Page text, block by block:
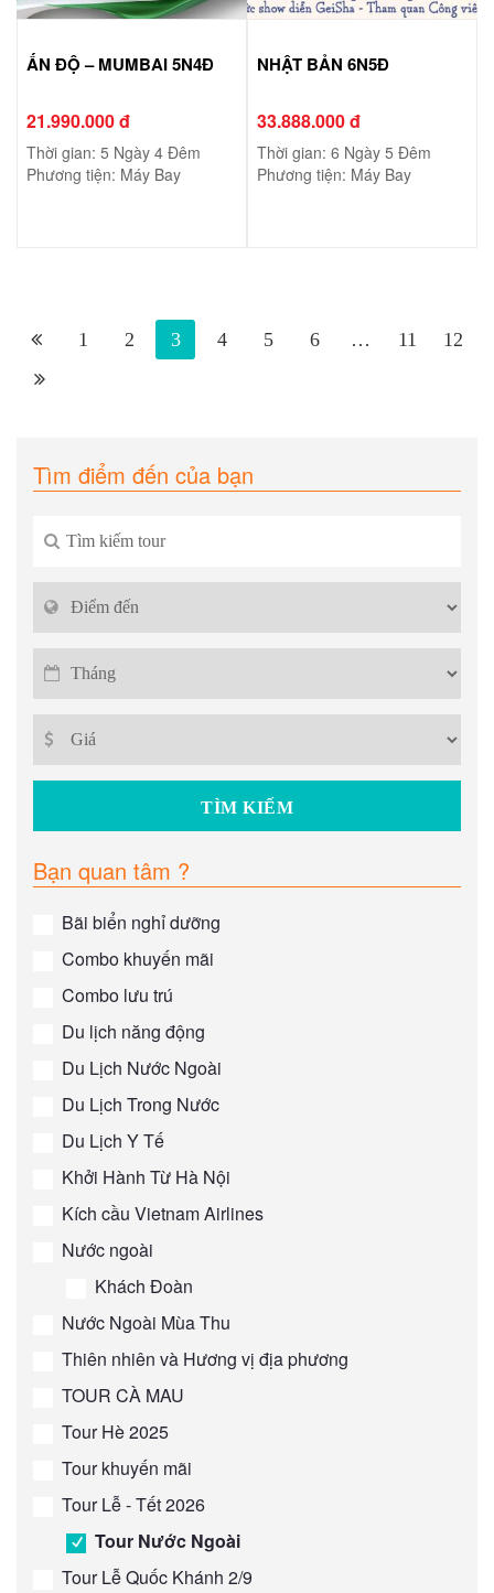
ẤN ĐỘ – MUMBAI 5N4Đ
21.990.000 đ
Thời gian: 5 Ngày 4 Đêm
Phương tiện: Máy Bay
NHẬT BẢN 6N5Đ
33.888.000 đ
Thời gian: 6 Ngày 5 Đêm
Phương tiện: Máy Bay
1 2 3 4 5 6 … 11 12
Tìm điểm đến của bạn
Bạn quan tâm ?
Bãi biển nghỉ dưỡng
Combo khuyến mãi
Combo lưu trú
Du lịch năng động
Du Lịch Nước Ngoài
Du Lịch Trong Nước
Du Lịch Y Tế
Khởi Hành Từ Hà Nội
Kích cầu Vietnam Airlines
Nước ngoài
Khách Đoàn
Nước Ngoài Mùa Thu
Thiên nhiên và Hương vị địa phương
TOUR CÀ MAU
Tour Hè 2025
Tour khuyến mãi
Tour Lễ - Tết 2026
Tour Nước Ngoài
Tour Lễ Quốc Khánh 2/9